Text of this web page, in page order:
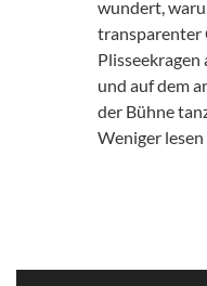
wundert,
transparenter
Plisseekragen
und auf dem
der Bühne
Weniger lesen